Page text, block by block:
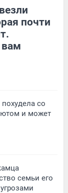
почти
вам
похудела со
и может
семьи его